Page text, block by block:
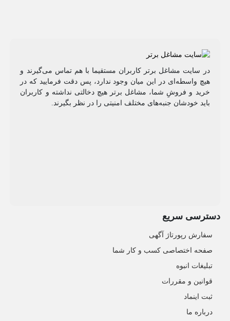
در سایت مشاغل برتر کاربران مستقیما با هم تماس می‌گیرند و
هیچ واسطه‌ای در این میان وجود ندارد، پس دقت فرمایید که در
خرید و فروشِ شما، مشاغل برتر هیچ دخالتی نداشته و کاربران
باید خودشان جنبه‌های مختلف امنیتی را در نظر بگیرند.
دسترسی سریع
سفارش رپورتاژ آگهی
صفحه اختصاصی کسب و کار شما
تبلیغات انبوه
قوانین و مقررات
ثبت اینماد
درباره ما